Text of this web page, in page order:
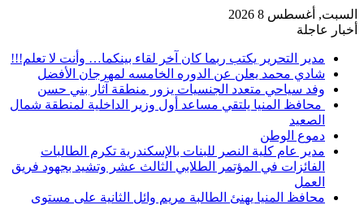
السبت, أغسطس 8 2026
أخبار عاجلة
مدير التحرير يكتب ربما كان آخر لقاء بينكما… وأنت لا تعلم!!!
شادي محمد يعلن عن الدوره الخامسه لمهرجان الأفضل
وفد سياحي متعدد الجنسيات يزور منطقة آثار بني حسن
محافظ المنيا يلتقي مساعد أول وزير الداخلية لمنطقة شمال
الصعيد
دموع الوطن
مدير عام كلية النصر للبنات بالإسكندرية تكرم الطالبات
الفائزات في المؤتمر الطلابي الثالث عشر وتشيد بجهود فريق
العمل
محافظ المنيا يهنئ الطالبة مريم وائل الثانية على مستوى